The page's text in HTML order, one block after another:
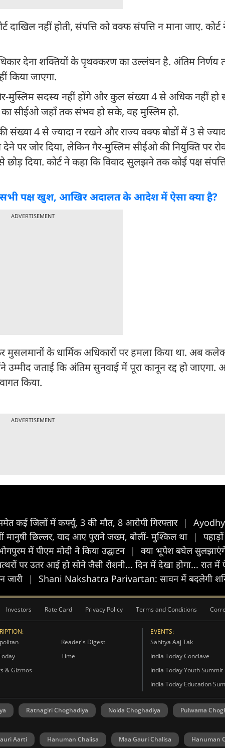
दाखिल नहीं होती, संपत्ति को वक्फ संपत्ति न माना जाए.
देना शक्तियों के पृथक्करण का उल्लंघन है. अंतिम निर्णय
किया जाएगा.
मुस्लिम सदस्य नहीं होंगे और कुल संख्या 4 से अधिक नहीं
का सीईओ जहाँ तक संभव हो सके, वह मुस्लिम हो.
संख्या 4 से ज्यादा न रखने और राज्य वक्फ बोर्डों में 3 से
पर जोर दिया, लेकिन गैर-मुस्लिम सीईओ की नियुक्ति पर
दिया. कोर्ट ने कहा कि विवाद सुलझने तक कोई पक्ष
पक्ष खुश, आखिर अदालत के आदेश में ऐसा क्या है?
ADVERTISEMENT
के धार्मिक अधिकारों पर हमला किया था. अब
जताई कि अंतिम सुनवाई में पूरा कानून रद्द हो जाएगा.
किया.
ADVERTISEMENT
कई जिलों में कर्फ्यू, 3 की मौत, 8 आरोपी गिरफ्तार |
छिल्लर, याद आए पुराने जख्म, बोलीं- मुश्किल था |
में पीएम मोदी ने किया उद्घाटन | क्या भूपेश बघेल
पर उतर आई हो सोने जैसी रोशनी... दिन में देखा होगा... रात में
जारी
| Shani Nakshatra Parivartan: सावन में बदलेगी
Investors Rate Card Privacy Policy Terms and Conditions
Reader's Digest
Time
& Gizmos
EVENTS:
Sahitya Aaj Tak
India Today Conclave
India Today Youth Summit
India Today Education
Ratnagiri Choghadiya Noida Choghadiya Pulwama
Aarti Hanuman Chalisa Maa Gauri Chalisa Hanuman